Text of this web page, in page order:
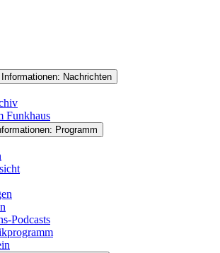
Nachrichten
Funkhaus
Programm
Podcasts